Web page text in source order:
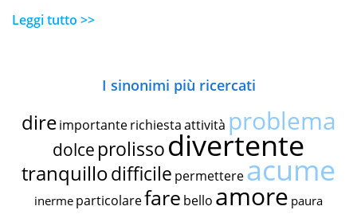
Leggi tutto >>
I sinonimi più ricercati
dire importante richiestaattività problema
dolce prolissodivertente
tranquillodifficile permettereacume
inerme particolarefare bello amore paura